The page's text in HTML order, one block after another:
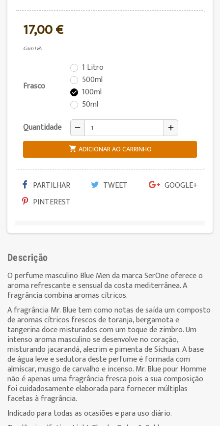
17,00 €
Com IVA
Frasco
1 Litro
500ml

100ml
50ml
Quantidade
remove add
 ADICIONAR AO CARRINHO
PARTILHAR TWEET
GOOGLE+
PINTEREST
Descrição
O perfume masculino Blue Men da marca SerOne oferece o
aroma refrescante e sensual da costa mediterrânea. A
fragrância combina aromas cítricos.
A fragrância Mr. Blue tem como notas de saída um composto
de aromas cítricos frescos de toranja, bergamota e
tangerina doce misturados com um toque de zimbro. Um
intenso aroma masculino se desenvolve no coração,
misturando jacarandá, alecrim e pimenta de Sichuan. A base
de água leve e sedutora deste perfume é formada com
almíscar, musgo de carvalho e incenso. Mr. Blue pour Homme
não é apenas uma fragrância fresca pois a sua composição
foi cuidadosamente elaborada para fornecer múltiplas
facetas à fragrância.
Indicado para todas as ocasiões e para uso diário.